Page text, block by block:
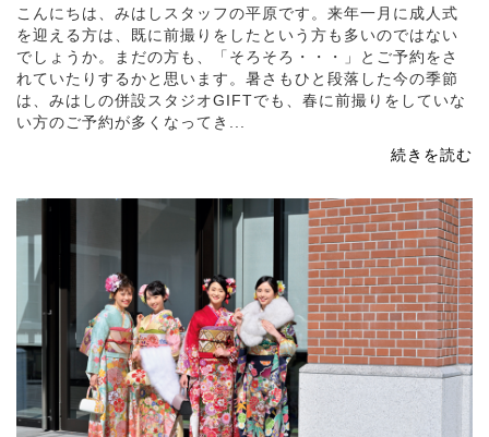
こんにちは、みはしスタッフの平原です。来年一月に成人式
を迎える方は、既に前撮りをしたという方も多いのではない
でしょうか。まだの方も、「そろそろ・・・」とご予約をさ
れていたりするかと思います。暑さもひと段落した今の季節
は、みはしの併設スタジオGIFTでも、春に前撮りをしていな
い方のご予約が多くなってき...
続きを読む